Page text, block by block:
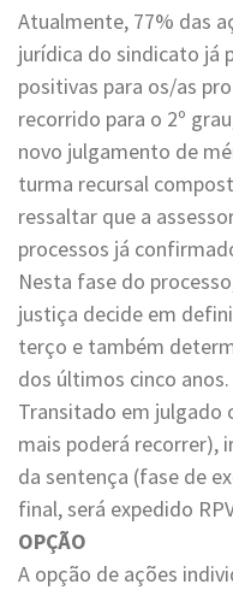
Atualmente, 77% das
jurídica do sindicato já
positivas para os/as
recorrido para o 2º
novo julgamento de
turma recursal
ressaltar que a
processos já
Nesta fase do
justiça decide em
terço e também
dos últimos cinco anos.
Transitado em julgado
mais poderá recorrer),
da sentença (fase de
final, será expedido
OPÇÃO
A opção de ações